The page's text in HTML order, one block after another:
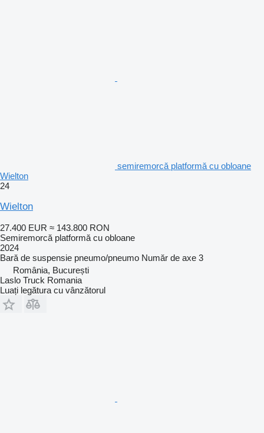
semiremorcă platformă cu obloane
Wielton
24
Wielton
27.400 EUR ≈ 143.800 RON
Semiremorcă platformă cu obloane
2024
Bară de suspensie pneumo/pneumo Număr de axe 3
România, București
Laslo Truck Romania
Luați legătura cu vânzătorul